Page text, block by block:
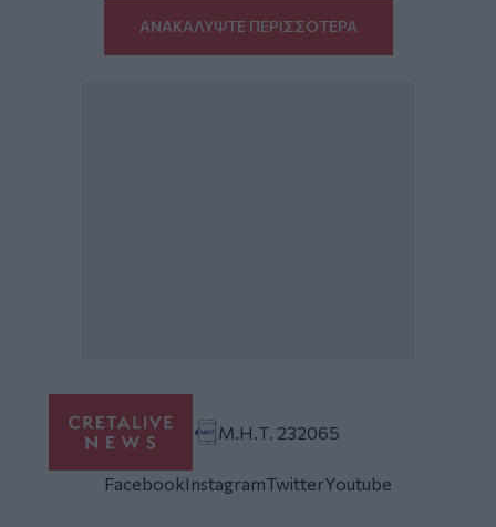
ΑΝΑΚΑΛΥΨΤΕ ΠΕΡΙΣΣΟΤΕΡΑ
Μ.Η.Τ. 232065
FacebookInstagramTwitterYoutube